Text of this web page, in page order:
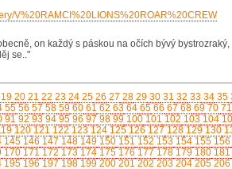
V%20RAMCI%20LIONS%20ROAR%20CREW
on každý s páskou na očích bývý bystrozraký,
se.."
19 20 21 22 23 24 25 26 27 28 29 30 31 32 33 34 35
55 56 57 58 59 60 61 62 63 64 65 66 67 68 69 70 71
91 92 93 94 95 96 97 98 99 100 101 102 103 104
120 121 122 123 124 125 126 127 128 129 130
145 146 147 148 149 150 151 152 153 154 155 156
170 171 172 173 174 175 176 177 178 179 180 181
195 196 197 198 199 200 201 202 203 204 205 206